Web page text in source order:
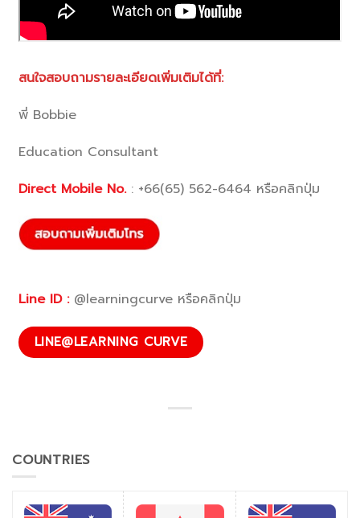
สนใจสอบถามรายละเอียดเพิ่มเติมได้ที่:
พี่ Bobbie
Education Consultant
Direct Mobile No.: +66(65) 562-6464 หรือคลิกปุ่ม
Line ID :@learningcurve หรือคลิกปุ่ม
LINE@LEARNING CURVE
COUNTRIES